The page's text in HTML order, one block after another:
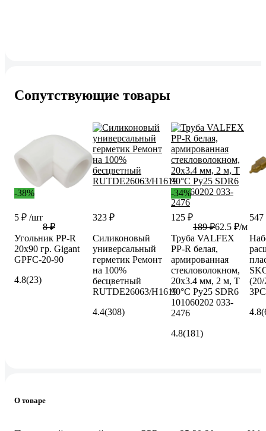
Сопутствующие товары
-38%
5 ₽ /шт
8 ₽
Угольник PP-R
20x90 гр. Gigant
GPFC-20-90
4.8(23)
323 ₽
Силиконовый
универсальный
герметик Ремонт
на 100%
бесцветный
RUTDE26063/H1619
4.4(308)
-34%
125 ₽
189 ₽62.5 ₽/м
Труба VALFEX
PP-R белая,
армированная
стекловолокном,
20х3.4 мм, 2 м, Т
90°С Ру25 SDR6
101060202 033-
2476
4.8(181)
547
3PC
4.8
О товаре